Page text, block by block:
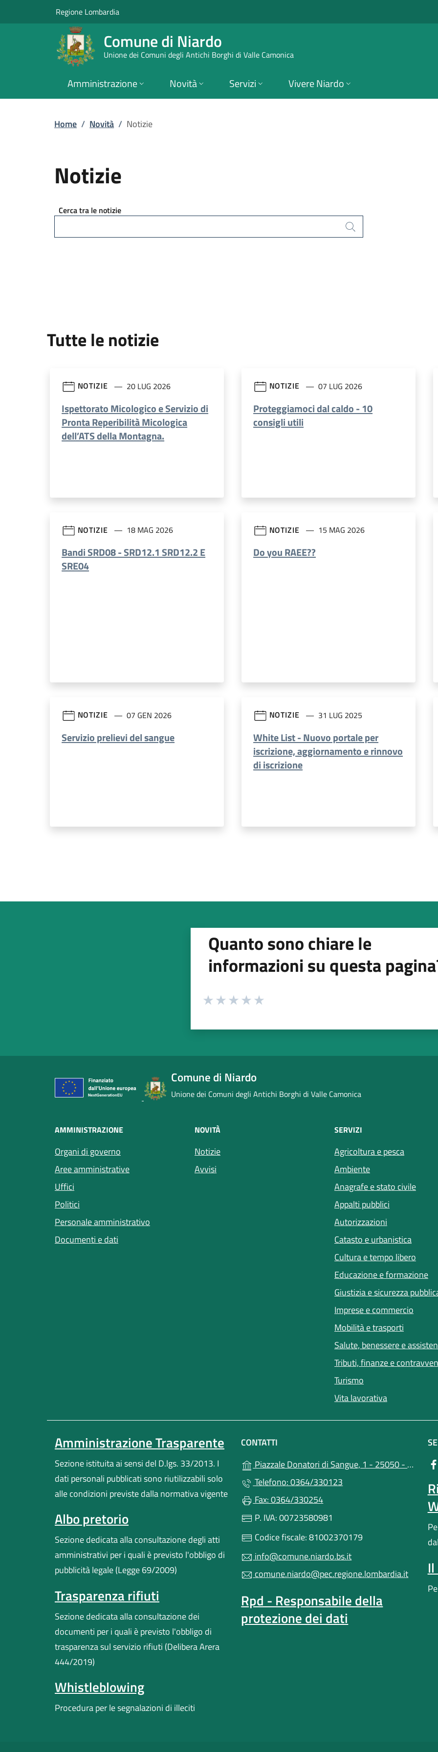
Vai al contenuto principale
Notizie | Comune di Niardo
Regione Lombardia
Comune di Niardo
Unione dei Comuni degli Antichi Borghi di Valle Camonica
Amministrazione Novità Servizi Vivere Niardo
Home / Novità / Notizie
Notizie
Cerca tra le notizie
Cerca
Tutte le notizie
NOTIZIE 20 LUG 2026
Ispettorato Micologico e Servizio di
Pronta Reperibilità Micologica
dell’ATS della Montagna.
NOTIZIE 07 LUG 2026
Proteggiamoci dal caldo - 10
consigli utili
NOTIZIE 18 MAG 2026
Bandi SRD08 - SRD12.1 SRD12.2 E
SRE04
NOTIZIE 15 MAG 2026
Do you RAEE??
NOTIZIE 07 GEN 2026
Servizio prelievi del sangue
NOTIZIE 31 LUG 2025
White List - Nuovo portale per
iscrizione, aggiornamento e rinnovo
di iscrizione
Quanto sono chiare le
informazioni su questa
Valuta da 1 a 5 stelle la pagina
Comune di Niardo
Unione dei Comuni degli Antichi Borghi di Valle Camonica
AMMINISTRAZIONE
Organi di governo
Aree amministrative
Uffici
Politici
Personale amministrativo
Documenti e dati
NOVITÀ
Notizie
Avvisi
SERVIZI
Agricoltura e pesca
Ambiente
Anagrafe e stato civile
Appalti pubblici
Autorizzazioni
Catasto e urbanistica
Cultura e tempo libero
Educazione e formazione
Giustizia e sicurezza
Imprese e commercio
Mobilità e trasporti
Salute, benessere e
Tributi, finanze e
Turismo
Vita lavorativa
Amministrazione Trasparente
Sezione istituita ai sensi del D.lgs. 33/2013. I
dati personali pubblicati sono riutilizzabili solo
alle condizioni previste dalla normativa vigente
Albo pretorio
Sezione dedicata alla consultazione degli atti
amministrativi per i quali è previsto l'obbligo di
pubblicità legale (Legge 69/2009)
Trasparenza rifiuti
Sezione dedicata alla consultazione dei
documenti per i quali è previsto l'obbligo di
trasparenza sul servizio rifiuti (Delibera Arera
444/2019)
Whistleblowing
Procedura per le segnalazioni di illeciti
CONTATTI
Piazzale Donatori di Sangue, 1 - 25050 - Niardo (BS)
Telefono: 0364/330123
Fax: 0364/330254
P. IVA: 00723580981
Codice fiscale: 81002370179
info@comune.niardo.bs.it
comune.niardo@pec.regione.lombardia.it
Rpd - Responsabile della
protezione dei dati